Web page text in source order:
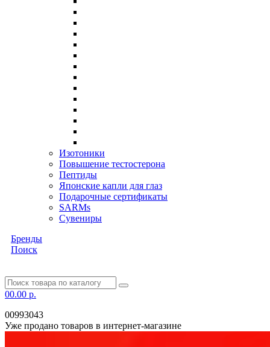
Изотоники
Повышение тестостерона
Пептиды
Японские капли для глаз
Подарочные сертификаты
SARMs
Сувениры
Бренды
Поиск
00.00 р.
00993043
Уже продано товаров в интернет-магазине